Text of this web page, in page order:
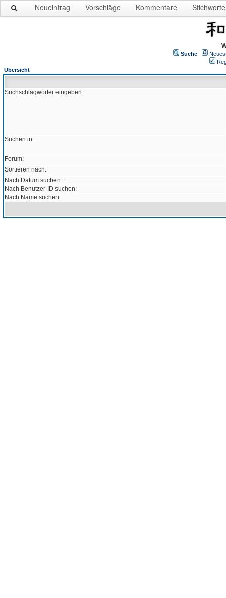
Neueintrag Vorschläge Kommentare Stichworte
Suche
Übersicht
Suchschlagwörter eingeben:
Suchen in:
Forum:
Sortieren nach:
Nach Datum suchen:
Nach Benutzer-ID suchen:
Nach Name suchen: